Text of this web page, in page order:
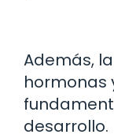
Además,
hormonas
desarrollo.